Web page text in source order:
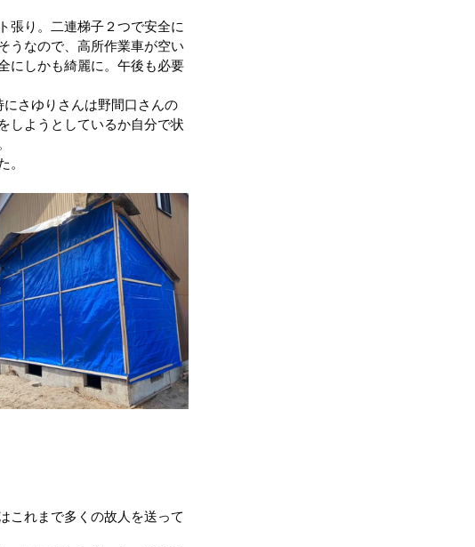
年福島県沖地震（桑折町）
令和元年台風15号･19号
張り。二連梯子２つで安全に
うなので、高所作業車が空い
にしかも綺麗に。午後も必要
さゆりさんは野間口さんの
しようとしているか自分で状
。
これまで多くの故人を送って